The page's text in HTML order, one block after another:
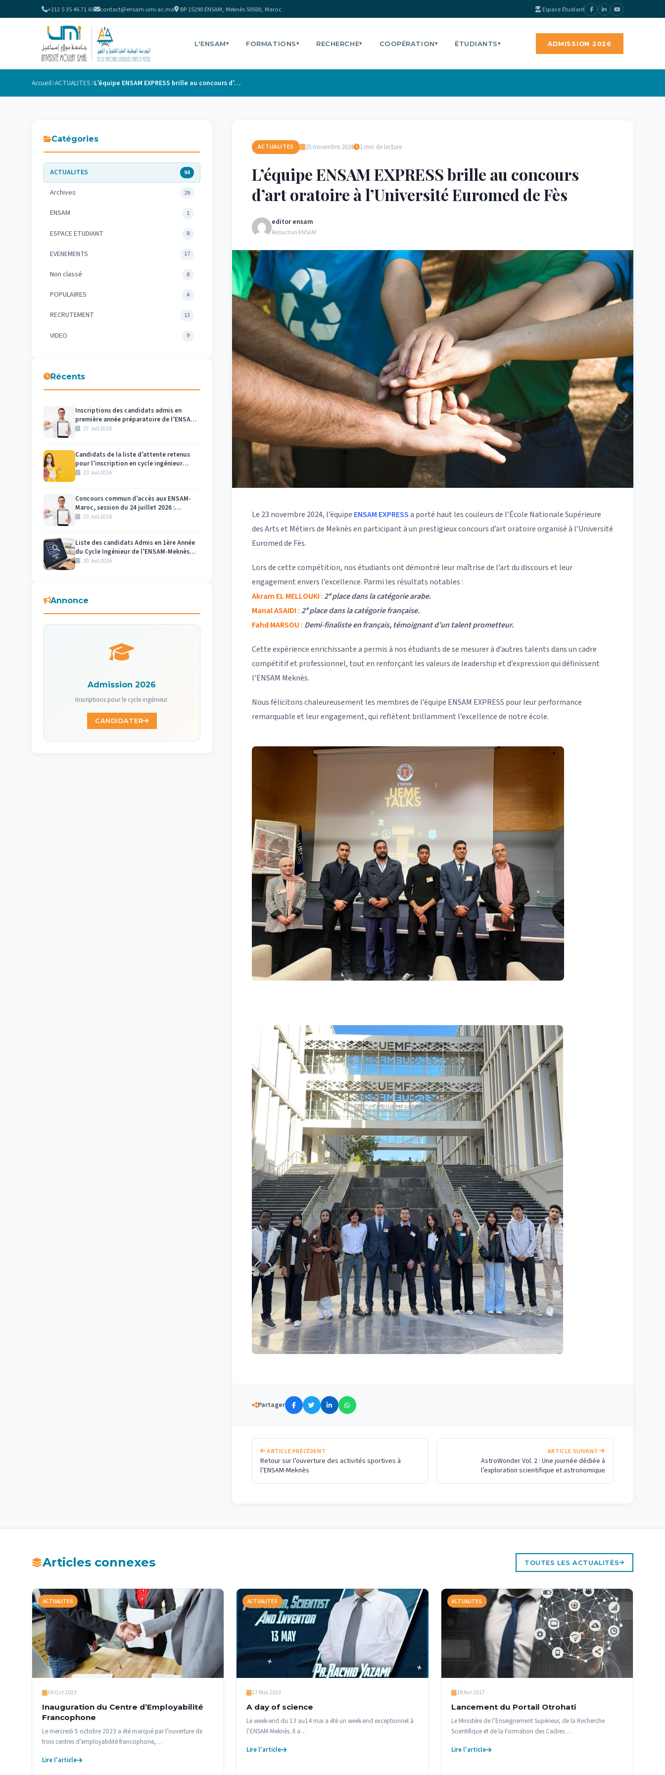
+212 5 35 46 71 60 contact@ensam.umi.ac.ma BP 15290 ENSAM, Meknès 50500, Maroc Espace Étudiant
L'ENSAM▾ FORMATIONS▾ RECHERCHE▾ COOPÉRATION▾ ÉTUDIANTS▾ ADMISSION 2026
Accueil ACTUALITES L’équipe ENSAM EXPRESS brille au concours d’art oratoire à l’Université Euromed de Fès
Catégories
ACTUALITES 94
Archives 29
ENSAM 1
ESPACE ETUDIANT 8
EVENEMENTS 17
Non classé 8
POPULAIRES 4
RECRUTEMENT 13
VIDEO 9
Récents
Inscriptions des candidats admis en
première année préparatoire de l’ENSAM
– Meknès au titre de l’année universitaire
27 Juil 2026
Candidats de la liste d’attente retenus
pour l’inscription en cycle ingénieur
ENSAM Meknès 2026-2027
23 Juil 2026
Concours commun d’accès aux ENSAM-
Maroc, session du 24 juillet 2026 :
Affectation des numéros des candidats et
23 Juil 2026
Liste des candidats Admis en 1ère Année
du Cycle Ingénieur de l’ENSAM-Meknès
2026-2027
20 Juil 2026
Annonce
Admission 2026
Inscriptions pour le cycle ingénieur.
CANDIDATER
ACTUALITES 25 novembre 2024 1 min de lecture
L’équipe ENSAM EXPRESS brille au concours
d’art oratoire à l’Université Euromed de Fès
editor ensam
Rédaction ENSAM
Le 23 novembre 2024, l’équipe ENSAM EXPRESSa porté haut les couleurs de l’École Nationale Supérieure
des Arts et Métiers de Meknès en participant à un prestigieux concours d’art oratoire organisé à l’Université
Euromed de Fès.
Lors de cette compétition, nos étudiants ont démontré leur maîtrise de l’art du discours et leur
engagement envers l’excellence. Parmi les résultats notables :
Akram EL MELLOUKI:2ᵉ place dans la catégorie arabe.
Manal ASAIDI :2ᵉ place dans la catégorie française.
Fahd MARSOU : Demi-finaliste en français, témoignant d’un talent prometteur.
Cette expérience enrichissante a permis à nos étudiants de se mesurer à d’autres talents dans un cadre
compétitif et professionnel, tout en renforçant les valeurs de leadership et d’expression qui définissent
l’ENSAM Meknès.
Nous félicitons chaleureusement les membres de l’équipe ENSAM EXPRESS pour leur performance
remarquable et leur engagement, qui reflètent brillamment l’excellence de notre école.
Partager
ARTICLE PRÉCÉDENT
Retour sur l’ouverture des activités sportives à
l’ENSAM-Meknès
ARTICLE SUIVANT
AstroWonder Vol. 2 : Une journée dédiée à
l’exploration scientifique et astronomique
Articles connexes TOUTES LES ACTUALITÉS
ACTUALITES
09 Oct 2023
Inauguration du Centre d’Employabilité
Francophone
Le mercredi 5 octobre 2023 a été marqué par l’ouverture de
trois centres d’employabilité francophone,…
Lire l'article
ACTUALITES
17 Mai 2023
A day of science
Le week-end du 13 au14 mai a été un week-end exceptionnel à
l’ENSAM-Meknès. Il a…
Lire l'article
ACTUALITES
19 Avr 2017
Lancement du Portail Otrohati
Le Ministère de l’Enseignement Supérieur, de la Recherche
Scientifique et de la Formation des Cadres…
Lire l'article